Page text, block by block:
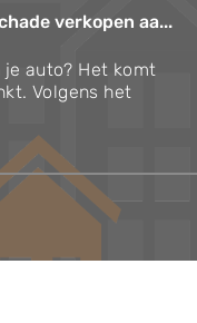
verkopen aa...
auto? Het komt
Volgens het